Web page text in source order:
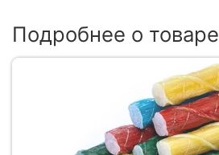
Подробнее о товаре